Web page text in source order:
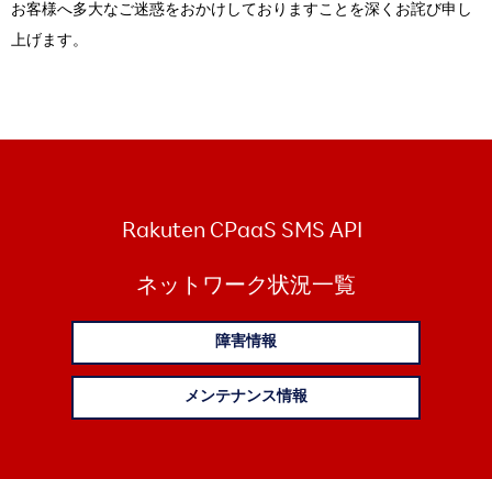
お客様へ多大なご迷惑をおかけしておりますことを深くお詫び申し
上げます。
Rakuten CPaaS SMS API
ネットワーク状況一覧
障害情報
メンテナンス情報